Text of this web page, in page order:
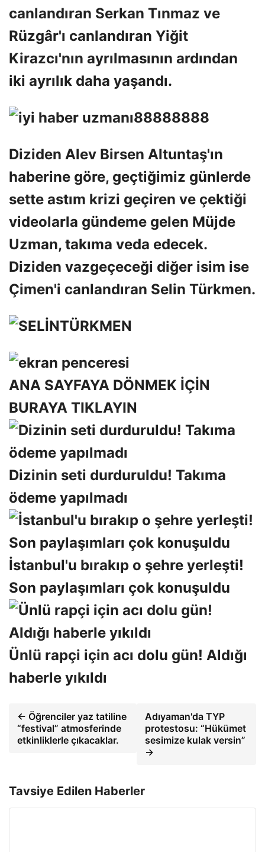
canlandıran Serkan Tınmaz ve
Rüzgâr'ı canlandıran Yiğit
Kirazcı'nın ayrılmasının ardından
iki ayrılık daha yaşandı.
Diziden Alev Birsen Altuntaş'ın
haberine göre, geçtiğimiz günlerde
sette astım krizi geçiren ve çektiği
videolarla gündeme gelen Müjde
Uzman, takıma veda edecek.
Diziden vazgeçeceği diğer isim ise
Çimen'i canlandıran Selin Türkmen.
ANA SAYFAYA DÖNMEK İÇİN
BURAYA TIKLAYIN
Dizinin seti durduruldu! Takıma
ödeme yapılmadı
İstanbul'u bırakıp o şehre yerleşti!
Son paylaşımları çok konuşuldu
Ünlü rapçi için acı dolu gün! Aldığı
haberle yıkıldı
← Öğrenciler yaz tatiline
“festival” atmosferinde
etkinliklerle çıkacaklar.
Adıyaman'da TYP
protestosu: “Hükümet
sesimize kulak versin”
→
Tavsiye Edilen Haberler